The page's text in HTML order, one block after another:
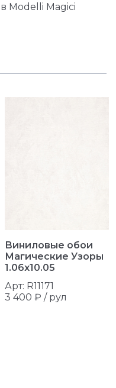
Modelli Magici
Виниловые обои
Магические Узоры
1.06x10.05
Арт: R11171
3 400 ₽ / рул